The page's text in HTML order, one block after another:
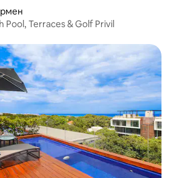
Pool, Terraces & Golf Privil